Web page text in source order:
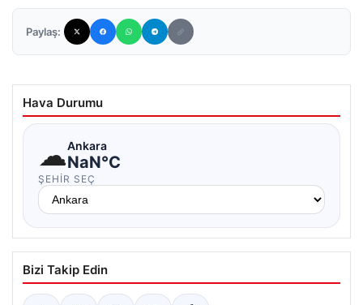
Paylaş:
Hava Durumu
☁Ankara
NaN°C
ŞEHIR SEÇ
Bizi Takip Edin